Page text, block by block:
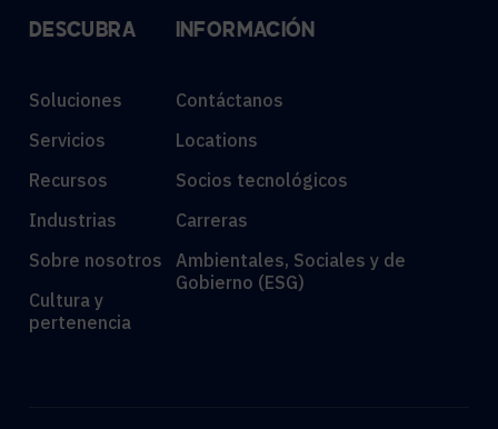
DESCUBRA
Soluciones
Servicios
Recursos
Industrias
Sobre nosotros
Cultura y
pertenencia
INFORMACIÓN
Contáctanos
Locations
Socios tecnológicos
Carreras
Ambientales, Sociales y de
Gobierno (ESG)